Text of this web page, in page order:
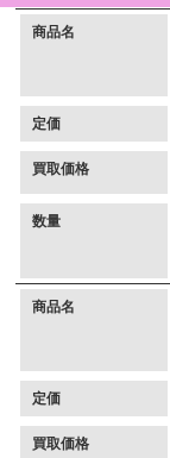
商品名
定価
買取価格
数量
商品名
定価
買取価格